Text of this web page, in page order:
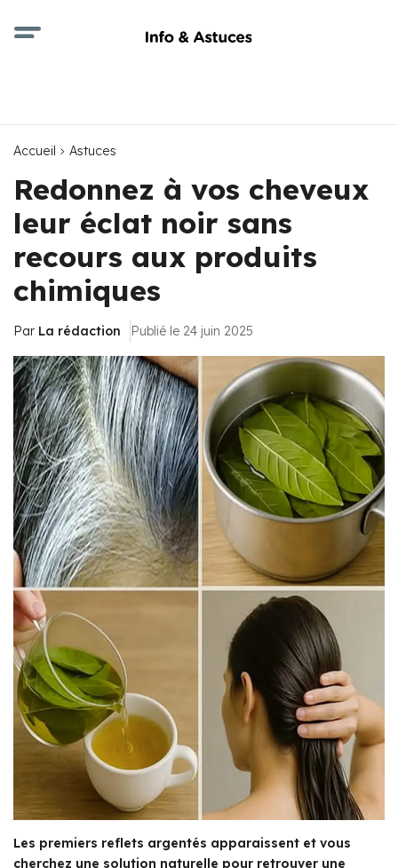
Accueil Astuces
Redonnez à vos cheveux
leur éclat noir sans
recours aux produits
chimiques
Par La rédaction Publié le 24 juin 2025
Les premiers reflets argentés apparaissent et vous
cherchez une solution naturelle pour retrouver une